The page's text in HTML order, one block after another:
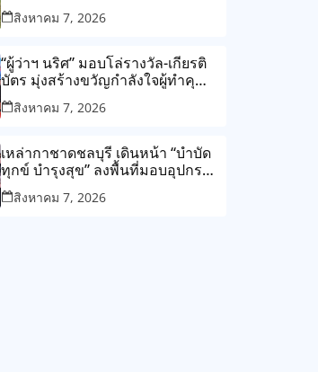
โรงงานกับชุมชน ลั่น ต้องแก้ที่ต้น
เหตุไม่ใช่แก้ปลายเหตุไม่รู้จบ
สิงหาคม 7, 2026
“ผู้ว่าฯ นริศ” มอบโล่รางวัล-เกียรติ
บัตร มุ่งสร้างขวัญกำลังใจผู้ทำคุณ
ประโยชน์แก่สังคม
สิงหาคม 7, 2026
เหล่ากาชาดชลบุรี เดินหน้า “บำบัด
ทุกข์ บำรุงสุข” ลงพื้นที่มอบอุปกรณ์
ช่วยเหลือและถุงยังชีพแก่ผู้ยากไร้
สิงหาคม 7, 2026